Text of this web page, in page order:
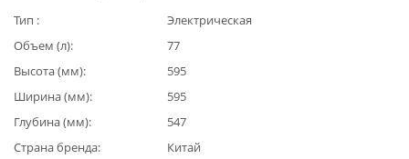
Тип
Электрическая
Объем (л)
77
Высота (мм)
595
Ширина (мм)
595
Глубина (мм)
547
Страна бренда
Китай